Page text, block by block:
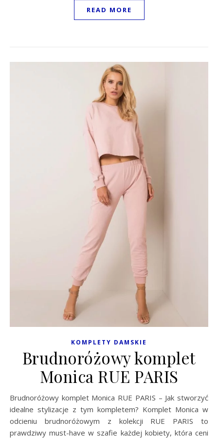
READ MORE
KOMPLETY DAMSKIE
Brudnoróżowy komplet
Monica RUE PARIS
Brudnoróżowy komplet Monica RUE PARIS – Jak stworzyć
idealne stylizacje z tym kompletem? Komplet Monica w
odcieniu brudnoróżowym z kolekcji RUE PARIS to
prawdziwy must-have w szafie każdej kobiety, która ceni